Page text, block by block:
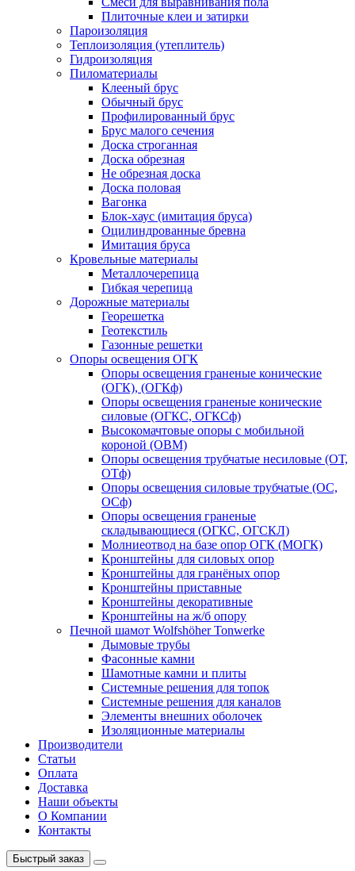
Плиточные клеи и затирки
Пароизоляция
Теплоизоляция (утеплитель)
Гидроизоляция
Пиломатериалы
Клееный брус
Обычный брус
Профилированный брус
Брус малого сечения
Доска строганная
Доска обрезная
Не обрезная доска
Доска половая
Вагонка
Блок-хаус (имитация бруса)
Оцилиндрованные бревна
Имитация бруса
Кровельные материалы
Металлочерепица
Гибкая черепица
Дорожные материалы
Георешетка
Геотекстиль
Газонные решетки
Опоры освещения ОГК
Опоры освещения граненые конические
(ОГК), (ОГКф)
Опоры освещения граненые конические
силовые (ОГКС, ОГКСф)
Высокомачтовые опоры с мобильной
короной (ОВМ)
Опоры освещения трубчатые несиловые (ОТ,
ОТф)
Опоры освещения силовые трубчатые (ОС,
ОСф)
Опоры освещения граненые
складывающиеся (ОГКС, ОГСКЛ)
Молниеотвод на базе опор ОГК (МОГК)
Кронштейны для силовых опор
Кронштейны для гранёных опор
Кронштейны приставные
Кронштейны декоративные
Кронштейны на ж/б опору
Печной шамот Wolfshöher Tonwerke
Дымовые трубы
Фасонные камни
Шамотные камни и плиты
Системные решения для топок
Системные решения для каналов
Элементы внешних оболочек
Изоляционные материалы
Производители
Статьи
Оплата
Доставка
Наши объекты
О Компании
Контакты
Быстрый заказ